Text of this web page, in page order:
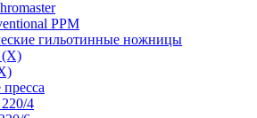
PPM
гильотинные ножницы
(X)
4